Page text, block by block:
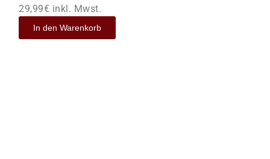
29,99€ inkl. Mwst.
In den Warenkorb